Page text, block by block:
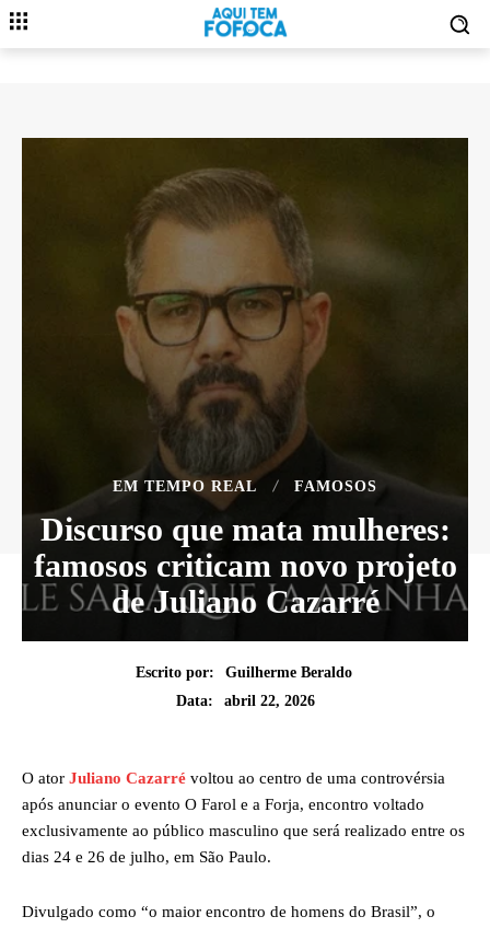
EM TEMPO REAL FAMOSOS
Discurso que mata mulheres:
famosos criticam novo projeto
de Juliano Cazarré
Escrito por:
Guilherme Beraldo
Data:
abril 22, 2026
O ator Juliano Cazarré voltou ao centro de uma controvérsia
após anunciar o evento O Farol e a Forja, encontro voltado
exclusivamente ao público masculino que será realizado entre os
dias 24 e 26 de julho, em São Paulo.
Divulgado como “o maior encontro de homens do Brasil”, o